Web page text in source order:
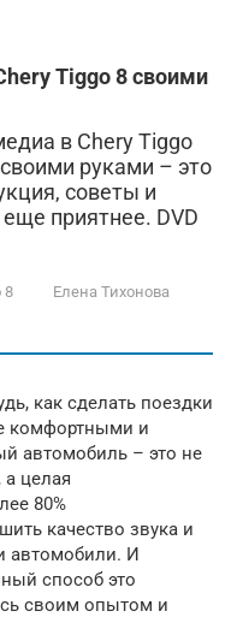
Tiggo 8 своими
в Chery Tiggo
руками – это
советы и
приятнее. DVD
8 Елена Тихонова
как сделать поездки
комфортными и
автомобиль – это не
целая
80%
качество звука и
автомобили. И
способ это
своим опытом и